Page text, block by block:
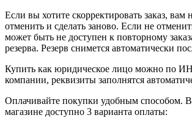
Если вы хотите скорректировать заказ, вам
отменить и сделать заново. Если не
может быть не доступен к повторному
резерва. Резерв снимется автоматически
Купить как юридическое лицо можно по
компании, реквизиты заполнятся
Оплачивайте покупки удобным способом.
магазине доступно 3 варианта оплаты: